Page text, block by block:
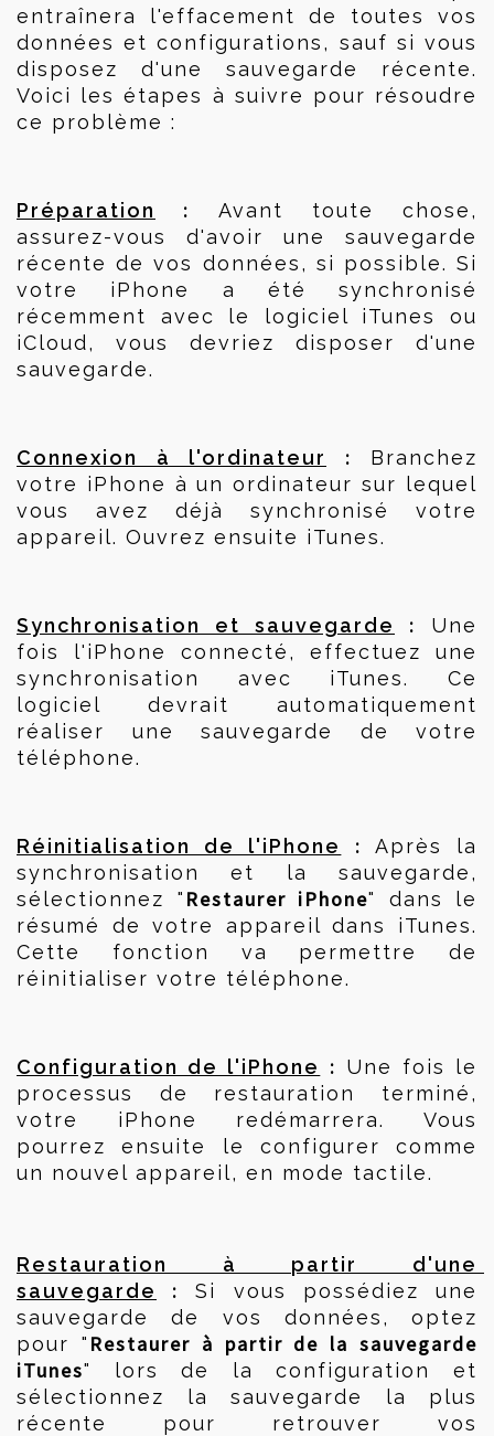
entraînera l'effacement de toutes vos
données et configurations, sauf si vous
disposez d'une sauvegarde récente.
Voici les étapes à suivre pour résoudre
ce problème :
Préparation :
Avant toute chose,
assurez-vous d'avoir une sauvegarde
récente de vos données, si possible. Si
votre iPhone a été synchronisé
récemment avec le logiciel iTunes ou
iCloud, vous devriez disposer d'une
sauvegarde.
Connexion à l'ordinateur : Branchez
votre iPhone à un ordinateur sur lequel
vous avez déjà synchronisé votre
appareil. Ouvrez ensuite iTunes.
Synchronisation et sauvegarde : Une
fois l'iPhone connecté, effectuez une
synchronisation avec iTunes. Ce
logiciel devrait automatiquement
réaliser une sauvegarde de votre
téléphone.
Réinitialisation de l'iPhone : Après la
synchronisation et la sauvegarde,
sélectionnez " Restaurer iPhone" dans le
résumé de votre appareil dans iTunes.
Cette fonction va permettre de
réinitialiser votre téléphone.
Configuration de l'iPhone : Une fois le
processus de restauration terminé,
votre iPhone redémarrera. Vous
pourrez ensuite le configurer comme
un nouvel appareil, en mode tactile.
Restauration à partir d'une
sauvegarde
:
Si vous possédiez une
sauvegarde de vos données, optez
pour " Restaurer à partir de la sauvegarde
iTunes" lors de la configuration et
sélectionnez la sauvegarde la plus
récente pour retrouver vos